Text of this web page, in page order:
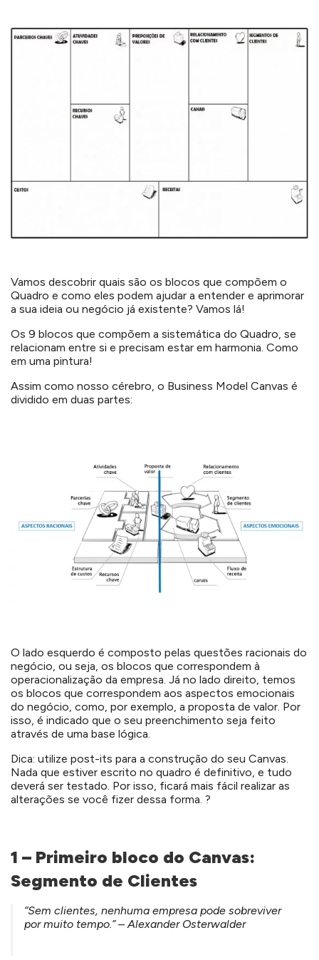
Vamos descobrir quais são os blocos que compõem o
Quadro e como eles podem ajudar a entender e aprimorar
a sua ideia ou negócio já existente? Vamos lá!
Os 9 blocos que compõem a sistemática do Quadro, se
relacionam entre si e precisam estar em harmonia. Como
em uma pintura!
Assim como nosso cérebro, o Business Model Canvas é
dividido em duas partes:
O lado esquerdo é composto pelas questões racionais do
negócio, ou seja, os blocos que correspondem à
operacionalização da empresa. Já no lado direito, temos
os blocos que correspondem aos aspectos emocionais
do negócio, como, por exemplo, a proposta de valor. Por
isso, é indicado que o seu preenchimento seja feito
através de uma base lógica.
Dica: utilize post-its para a construção do seu Canvas.
Nada que estiver escrito no quadro é definitivo, e tudo
deverá ser testado. Por isso, ficará mais fácil realizar as
alterações se você fizer dessa forma. ?
1 – Primeiro bloco do Canvas:
Segmento de Clientes
“Sem clientes, nenhuma empresa pode sobreviver
por muito tempo.” – Alexander Osterwalder